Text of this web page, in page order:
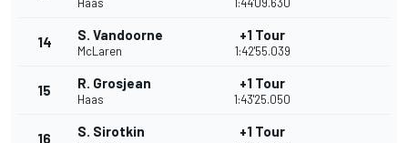
14 S. Vandoorne
McLaren
+1 Tour
1:42'55.039
15 R. Grosjean
Haas
+1 Tour
1:43'25.050
16 S. Sirotkin +1 Tour